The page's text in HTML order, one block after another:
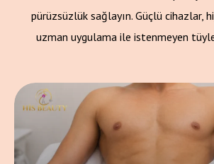
pürüzsüzlük sağlayın. Güçlü cihazlar,
uzman uygulama ile istenmeyen